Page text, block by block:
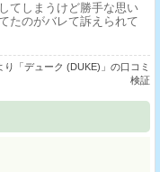
てしまうけど勝手な思い
たのがバレて訴えられて
り「デューク (DUKE)」の口コミ
検証